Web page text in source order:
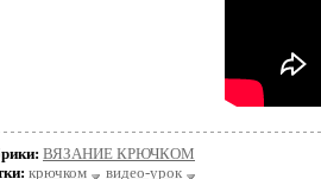
ВЯЗАНИЕ КРЮЧКОМ
крючком видео-урок